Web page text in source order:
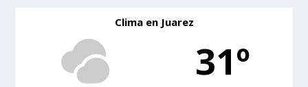
Clima en Juarez
31º